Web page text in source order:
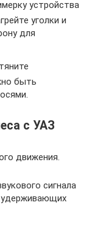
устройства
уголки и
для
быть
с УАЗ
движения.
сигнала
удерживающих